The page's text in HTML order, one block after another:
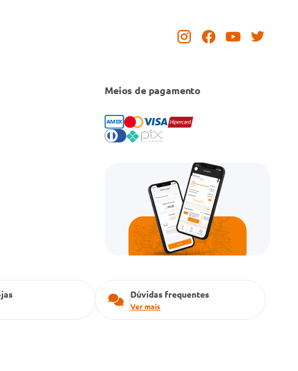
Meios de pagamento
Dúvidas frequentes
Ver mais